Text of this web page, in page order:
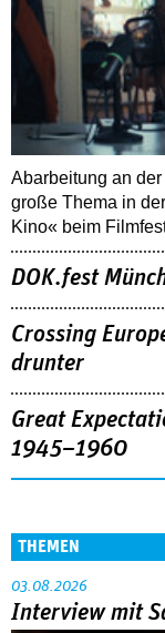
Abarbeitung an
große Thema in
Kino« beim
DOK.fest
Crossing
drunter
Great
1945–1960
THEMEN
03.08.2026
Interview mit